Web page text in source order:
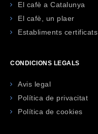
El cafè a Catalunya
El cafè, un plaer
Establiments certificats
CONDICIONS LEGALS
Avis legal
Política de privacitat
Política de cookies